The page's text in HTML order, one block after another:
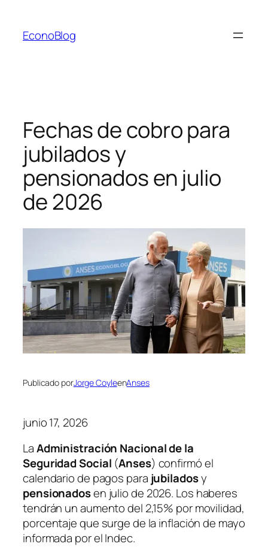
contenido
EconoBlog
Fechas de cobro para
jubilados y
pensionados en julio
de 2026
Publicado porJorge CoyleenAnses
junio 17, 2026
LaAdministración Nacional de la
Seguridad Social (Anses) confirmó el
calendario de pagos para jubiladosy
pensionadosen julio de 2026. Los haberes
tendrán un aumento del 2,15% por movilidad,
porcentaje que surge de la inflación de mayo
informada por el Indec.